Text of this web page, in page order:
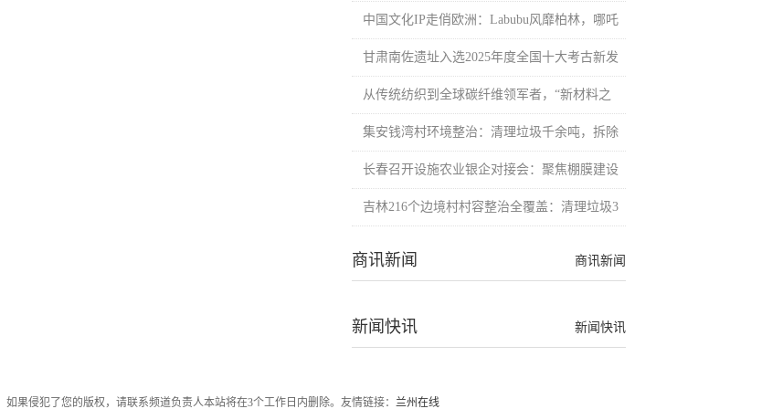
中国文化IP走俏欧洲：Labubu风靡柏林，哪吒
甘肃南佐遗址入选2025年度全国十大考古新发
从传统纺织到全球碳纤维领军者，“新材料之
集安钱湾村环境整治：清理垃圾千余吨，拆除
长春召开设施农业银企对接会：聚焦棚膜建设
吉林216个边境村村容整治全覆盖：清理垃圾3
商讯新闻
商讯新闻
新闻快讯
新闻快讯
如果侵犯了您的版权，请联系频道负责人本站将在3个工作日内删除。友情链接： 兰州在线